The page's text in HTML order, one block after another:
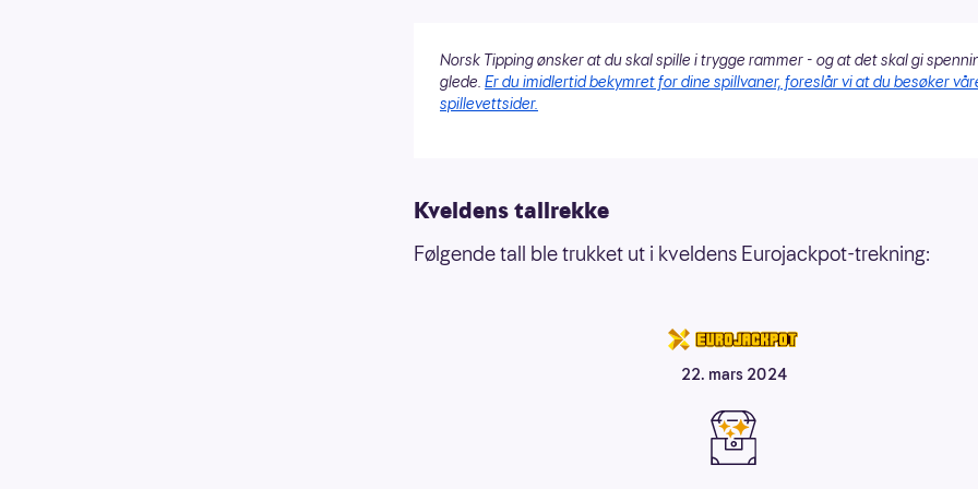
Norsk Tipping ønsker at du skal spille i trygge rammer - og at det skal gi
glede. Er du imidlertid bekymret for dine spillvaner, foreslår vi at du besøker
spillevettsider.
Kveldens tallrekke
Følgende tall ble trukket ut i kveldens Eurojackpot-trekning:
22. mars 2024